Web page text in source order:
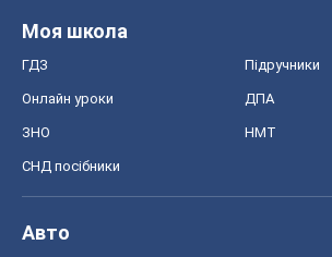
Моя школа
ГДЗ Підручники
Онлайн уроки ДПА
ЗНО НМТ
СНД посібники
Авто